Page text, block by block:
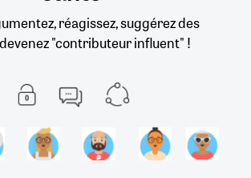
réagissez, suggérez des
"contributeur influent" !